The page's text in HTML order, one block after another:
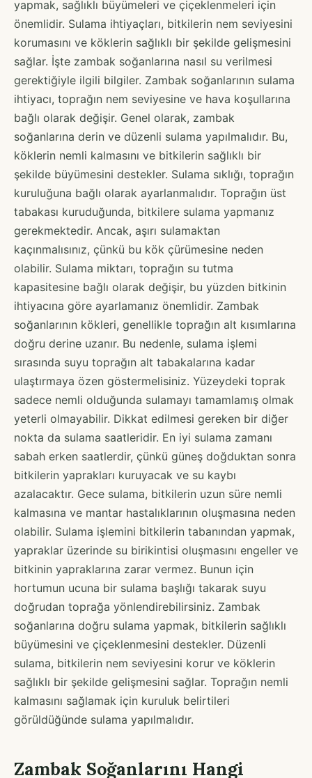
yapmak, sağlıklı büyümeleri ve çiçeklenmeleri için
önemlidir. Sulama ihtiyaçları, bitkilerin nem seviyesini
korumasını ve köklerin sağlıklı bir şekilde gelişmesini
sağlar. İşte zambak soğanlarına nasıl su verilmesi
gerektiğiyle ilgili bilgiler. Zambak soğanlarının sulama
ihtiyacı, toprağın nem seviyesine ve hava koşullarına
bağlı olarak değişir. Genel olarak, zambak
soğanlarına derin ve düzenli sulama yapılmalıdır. Bu,
köklerin nemli kalmasını ve bitkilerin sağlıklı bir
şekilde büyümesini destekler. Sulama sıklığı, toprağın
kuruluğuna bağlı olarak ayarlanmalıdır. Toprağın üst
tabakası kuruduğunda, bitkilere sulama yapmanız
gerekmektedir. Ancak, aşırı sulamaktan
kaçınmalısınız, çünkü bu kök çürümesine neden
olabilir. Sulama miktarı, toprağın su tutma
kapasitesine bağlı olarak değişir, bu yüzden bitkinin
ihtiyacına göre ayarlamanız önemlidir. Zambak
soğanlarının kökleri, genellikle toprağın alt kısımlarına
doğru derine uzanır. Bu nedenle, sulama işlemi
sırasında suyu toprağın alt tabakalarına kadar
ulaştırmaya özen göstermelisiniz. Yüzeydeki toprak
sadece nemli olduğunda sulamayı tamamlamış olmak
yeterli olmayabilir. Dikkat edilmesi gereken bir diğer
nokta da sulama saatleridir. En iyi sulama zamanı
sabah erken saatlerdir, çünkü güneş doğduktan sonra
bitkilerin yaprakları kuruyacak ve su kaybı
azalacaktır. Gece sulama, bitkilerin uzun süre nemli
kalmasına ve mantar hastalıklarının oluşmasına neden
olabilir. Sulama işlemini bitkilerin tabanından yapmak,
yapraklar üzerinde su birikintisi oluşmasını engeller ve
bitkinin yapraklarına zarar vermez. Bunun için
hortumun ucuna bir sulama başlığı takarak suyu
doğrudan toprağa yönlendirebilirsiniz. Zambak
soğanlarına doğru sulama yapmak, bitkilerin sağlıklı
büyümesini ve çiçeklenmesini destekler. Düzenli
sulama, bitkilerin nem seviyesini korur ve köklerin
sağlıklı bir şekilde gelişmesini sağlar. Toprağın nemli
kalmasını sağlamak için kuruluk belirtileri
görüldüğünde sulama yapılmalıdır.
Zambak Soğanlarını Hangi